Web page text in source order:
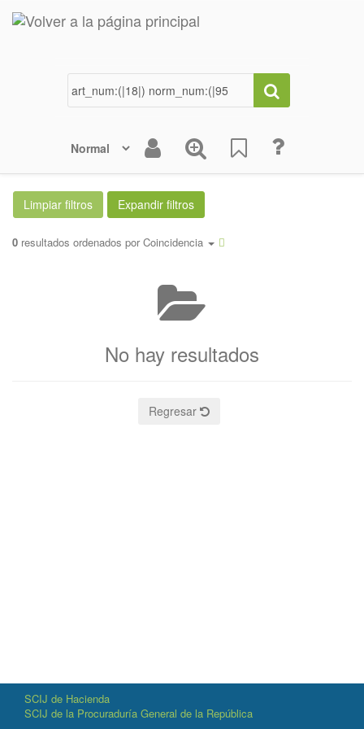
0 resultados ordenados por Coincidencia
No hay resultados
Regresar
SCIJ de Hacienda
SCIJ de la Procuraduría General de la República